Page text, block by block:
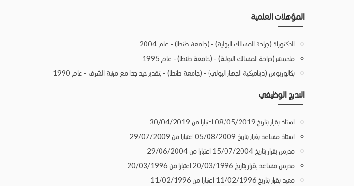
المؤهلات العلمية
الدكتوراة (جراحة المسالك البولية) - (جامعة طنطا) - عام 2004
ماجستير (جراحة المسالك البولية) - (جامعة طنطا) - عام 1995
بكالوريوس (ديناميكية الجهاز البولي) - (جامعة طنطا) - بتقدير جيد جدا مع مرتبة الشرف - عام 1990
التدرج الوظيفي
استاذ بقرار بتاريخ 08/05/2019 اعتبارا من 30/04/2019
استاذ مساعد بقرار بتاريخ 05/08/2009 اعتبارا من 29/07/2009
مدرس بقرار بتاريخ 15/07/2004 اعتبارا من 29/06/2004
مدرس مساعد بقرار بتاريخ 20/03/1996 اعتبارا من 20/03/1996
معيد بقرار بتاريخ 11/02/1996 اعتبارا من 11/02/1996